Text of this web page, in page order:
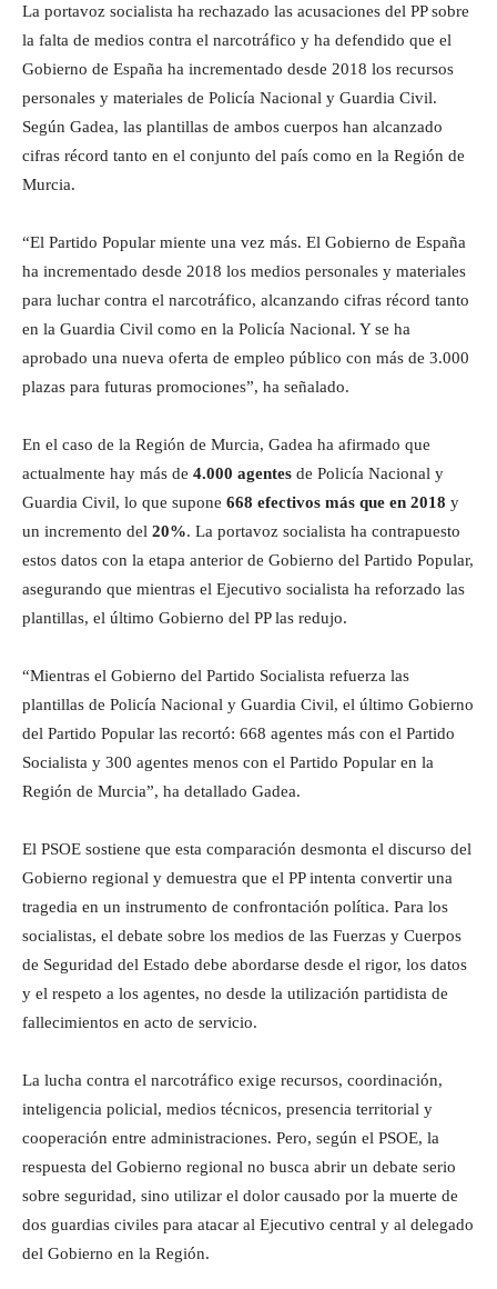
La portavoz socialista ha rechazado las acusaciones del PP sobre
la falta de medios contra el narcotráfico y ha defendido que el
Gobierno de España ha incrementado desde 2018 los recursos
personales y materiales de Policía Nacional y Guardia Civil.
Según Gadea, las plantillas de ambos cuerpos han alcanzado
cifras récord tanto en el conjunto del país como en la Región de
Murcia.
“El Partido Popular miente una vez más. El Gobierno de España
ha incrementado desde 2018 los medios personales y materiales
para luchar contra el narcotráfico, alcanzando cifras récord tanto
en la Guardia Civil como en la Policía Nacional. Y se ha
aprobado una nueva oferta de empleo público con más de 3.000
plazas para futuras promociones”, ha señalado.
En el caso de la Región de Murcia, Gadea ha afirmado que
actualmente hay más de 4.000 agentes de Policía Nacional y
Guardia Civil, lo que supone 668 efectivos más que en 2018 y
un incremento del 20%. La portavoz socialista ha contrapuesto
estos datos con la etapa anterior de Gobierno del Partido Popular,
asegurando que mientras el Ejecutivo socialista ha reforzado las
plantillas, el último Gobierno del PP las redujo.
“Mientras el Gobierno del Partido Socialista refuerza las
plantillas de Policía Nacional y Guardia Civil, el último Gobierno
del Partido Popular las recortó: 668 agentes más con el Partido
Socialista y 300 agentes menos con el Partido Popular en la
Región de Murcia”, ha detallado Gadea.
El PSOE sostiene que esta comparación desmonta el discurso del
Gobierno regional y demuestra que el PP intenta convertir una
tragedia en un instrumento de confrontación política. Para los
socialistas, el debate sobre los medios de las Fuerzas y Cuerpos
de Seguridad del Estado debe abordarse desde el rigor, los datos
y el respeto a los agentes, no desde la utilización partidista de
fallecimientos en acto de servicio.
La lucha contra el narcotráfico exige recursos, coordinación,
inteligencia policial, medios técnicos, presencia territorial y
cooperación entre administraciones. Pero, según el PSOE, la
respuesta del Gobierno regional no busca abrir un debate serio
sobre seguridad, sino utilizar el dolor causado por la muerte de
dos guardias civiles para atacar al Ejecutivo central y al delegado
del Gobierno en la Región.